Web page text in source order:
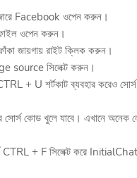
Facebook ওপেন করুন।
ওপেন করুন।
জায়গায় রাইট ক্লিক করুন।
source সিলেক্ট করুন।
+ U শর্টকাট ব্যবহার করেও
সোর্স কোড খুলে যাবে। এখানে অনেক
CTRL + F সিলেক্ট করে